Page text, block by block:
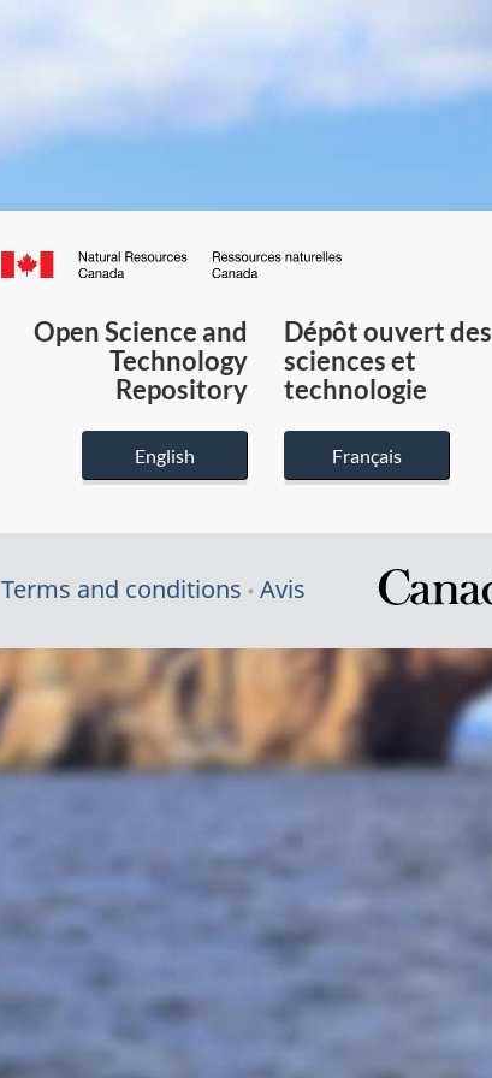
Canada.ca
du
Canada
Open Science and
Technology
Repository
English
Dépôt ouvert des
sciences et
technologie
Français
Terms and conditions Avis